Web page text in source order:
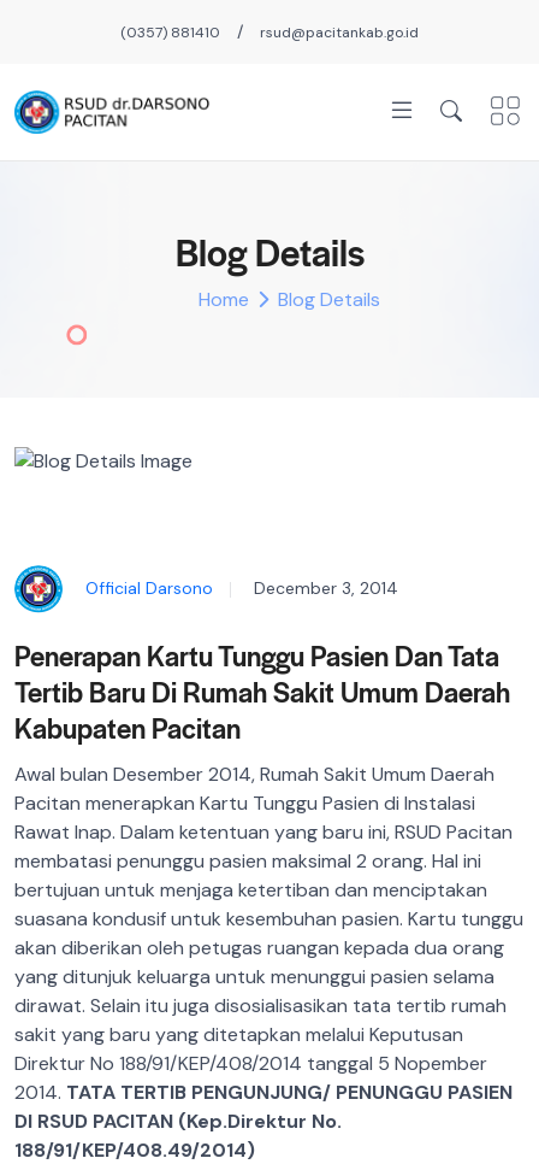
(0357) 881410 / rsud@pacitankab.go.id
Blog Details
Home Blog Details
Official Darsono December 3, 2014
Penerapan Kartu Tunggu Pasien Dan Tata
Tertib Baru Di Rumah Sakit Umum Daerah
Kabupaten Pacitan
Awal bulan Desember 2014, Rumah Sakit Umum Daerah
Pacitan menerapkan Kartu Tunggu Pasien di Instalasi
Rawat Inap. Dalam ketentuan yang baru ini, RSUD Pacitan
membatasi penunggu pasien maksimal 2 orang. Hal ini
bertujuan untuk menjaga ketertiban dan menciptakan
suasana kondusif untuk kesembuhan pasien. Kartu tunggu
akan diberikan oleh petugas ruangan kepada dua orang
yang ditunjuk keluarga untuk menunggui pasien selama
dirawat. Selain itu juga disosialisasikan tata tertib rumah
sakit yang baru yang ditetapkan melalui Keputusan
Direktur No 188/91/KEP/408/2014 tanggal 5 Nopember
2014. TATA TERTIB PENGUNJUNG/ PENUNGGU PASIEN
DI RSUD PACITAN (Kep.Direktur No.
188/91/KEP/408.49/2014)